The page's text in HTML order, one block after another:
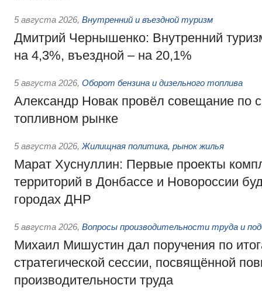
5 августа 2026, Внутренний и въездной туризм
Дмитрий Чернышенко: Внутренний
на 4,3%, въездной – на 20,1%
5 августа 2026, Оборот бензина и дизельного топлива
Александр Новак провёл совещание по
топливном рынке
5 августа 2026, Жилищная политика, рынок жилья
Марат Хуснуллин: Первые проекты
территорий в Донбассе и Новороссии
городах ДНР
5 августа 2026, Вопросы производительности труда и
Михаил Мишустин дал поручения по
стратегической сессии, посвящённой
производительности труда